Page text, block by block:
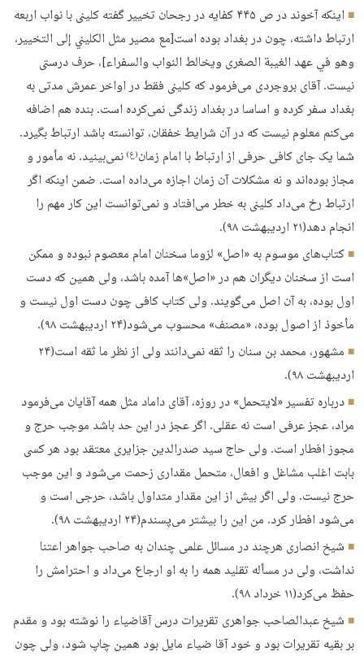
اینکه آخوند در ص ۴۴۵ کفایه در رجحان تخییر گفته کلینی با نواب اربعه
ارتباط داشته، چون در بغداد بوده است[مع مصير مثل الكليني إلى التخيير،
وهو في عهد الغيبة الصغرى ويخالط النواب والسفراء]، حرف درستی
نیست. آقای بروجردی می‌فرمود که کلینی فقط در اواخر عمرش مدتی به
بغداد سفر کرده و اساسا در بغداد زندگی نمی‌کرده است. بنده هم اضافه
می‌کنم معلوم نیست که در آن شرایط خفقان، توانسته باشد ارتباط بگیرد.
شما یک جای کافی حرفی از ارتباط با امام زمان(ع) نمی‌بینید. نه مأمور و
مجاز بوده‌اند و نه مشکلات آن زمان اجازه می‌داده است. ضمن اینکه اگر
ارتباط رخ می‌داد کلینی به خطر می‌افتاد و نمی‌توانست این کار مهم را
انجام دهد(۲۱ اردیبهشت ۹۸).
کتاب‌های موسوم به «اصل» لزوما سخنان امام معصوم نبوده‌ و ممکن
است از سخنان دیگران هم در «اصل»ها آمده باشد، ولی همین که دست
اول بوده، به آن اصل می‌گویند. ولی کتاب کافی چون دست اول نیست و
مأخوذ از اصول بوده، «مصنف» محسوب می‌شود(۲۴ اردیبهشت ۹۸).
مشهور، محمد بن سنان را ثقه نمی‌دانند ولی از نظر ما ثقه است(۲۴
اردیبهشت ۹۸).
درباره تفسیر «لایتحمل» در روزه، آقای داماد مثل همه آقایان می‌فرمود
مراد، عجز عرفی است نه عقلی. اگر عجز در این حد باشد موجب حرج و
مجوز افطار است. ولی حاج سید صدرالدین جزایری معتقد بود هر کسی
بابت اغلب مشاغل و افعال، متحمل مقداری زحمت می‌شود و این موجب
حرج نیست. ولی اگر بیش از این مقدار متداول باشد، حرجی است و
می‌شود افطار کرد. من این را بیشتر می‌پسندم(۲۴ اردیبهشت ۹۸).
شیخ انصاری هرچند در مسائل علمی چندان به صاحب جواهر اعتنا
نداشت، ولی در مسأله تقلید همه را به او ارجاع می‌داد و احترامش را
حفظ می‌کرد(۱۱ خرداد ۹۸).
شیخ عبدالصاحب جواهری تقریرات درس آقاضیاء را نوشته بود و مقدم
بر بقیه تقریرات بود و خود آقا ضیاء مایل بود همین چاپ شود، ولی چون